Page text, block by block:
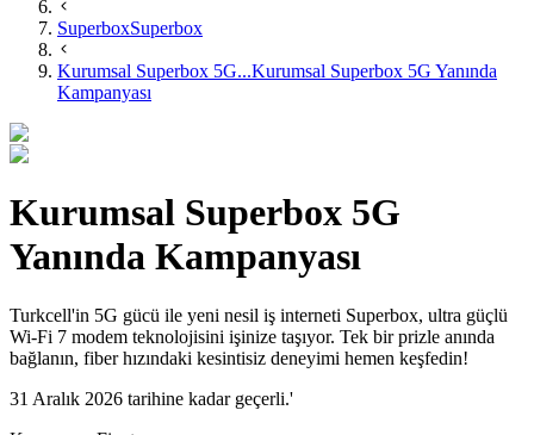
SuperboxSuperbox
Kurumsal Superbox 5G...Kurumsal Superbox 5G Yanında
Kampanyası
Kurumsal Superbox 5G
Yanında Kampanyası
Turkcell'in 5G gücü ile yeni nesil iş interneti Superbox, ultra güçlü
Wi-Fi 7 modem teknolojisini işinize taşıyor. Tek bir prizle anında
bağlanın, fiber hızındaki kesintisiz deneyimi hemen keşfedin!​
31 Aralık 2026 tarihine kadar geçerli.'